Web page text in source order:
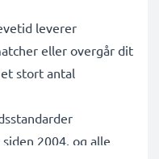
leverer
eller overgår dit
stort antal
2004, og alle